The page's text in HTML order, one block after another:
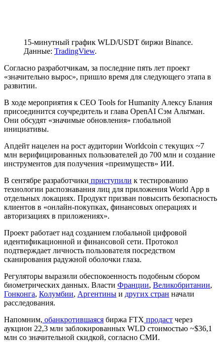
15-минутный график WLD/USDT биржи Binance.
Данные: TradingView.
Согласно разработчикам, за последние пять лет проект
«значительно вырос», пришло время для следующего этапа в
развитии.
В ходе мероприятия к CEO Tools for Humanity Алексу Блания
присоединится соучредитель и глава OpenAI Сэм Альтман.
Они обсудят «значимые обновления» глобальной
инициативы.
Апдейт нацелен на рост аудитории Worldcoin с текущих ~7
млн верифицированных пользователей до 700 млн и создание
инструментов для получения «преимуществ» ИИ.
В сентябре разработчики приступили к тестированию
технологии распознавания лиц для приложения World App в
отдельных локациях. Продукт призван повысить безопасность
клиентов в «онлайн-покупках, финансовых операциях и
авторизациях в приложениях».
Проект работает над созданием глобальной цифровой
идентификационной и финансовой сети. Протокол
подтверждает личность пользователя посредством
сканирования радужной оболочки глаза.
Регуляторы выразили обеспокоенность подобным сбором
биометрических данных. Власти Франции, Великобритании,
Гонконга, Колумбии, Аргентины и других стран начали
расследования.
Напомним, обанкротившаяся биржа FTX продаст через
аукцион 22,3 млн заблокированных WLD стоимостью ~$36,1
млн со значительной скидкой, согласно СМИ.